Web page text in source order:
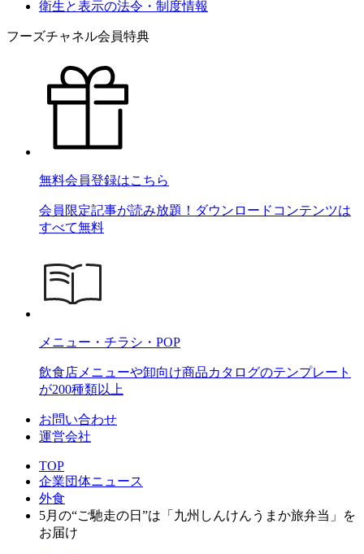
衛生と表示の法令・制度情報
フーズチャネル会員特典
無料会員登録はこちら
会員限定記事が読み放題！ダウンロードコンテンツは
すべて無料
メニュー・チラシ・POP
飲食店メニューや卸向け商品カタログのテンプレート
が200種類以上
お問い合わせ
運営会社
TOP
企業団体ニュース
外食
5月の“ご馳走の日”は「九州しんけんうまか旅弁当」を
お届け